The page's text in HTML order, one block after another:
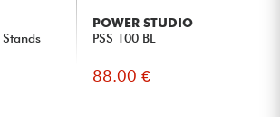
POWER STUDIO
PSS 100 BL
88.00 €